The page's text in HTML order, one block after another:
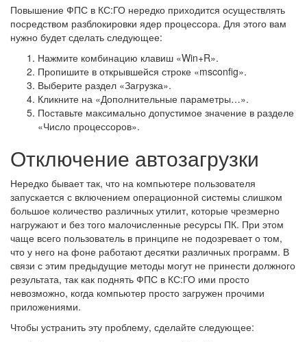
Повышение ФПС в КС:ГО нередко приходится осуществлять
посредством разблокировки ядер процессора. Для этого вам
нужно будет сделать следующее:
Нажмите комбинацию клавиш «Win+R».
Пропишите в открывшейся строке «msconfig».
Выберите раздел «Загрузка».
Кликните на «Дополнительные параметры…».
Поставьте максимально допустимое значение в разделе
«Число процессоров».
Отключение автозагрузки
Нередко бывает так, что на компьютере пользователя
запускается с включением операционной системы слишком
большое количество различных утилит, которые чрезмерно
нагружают и без того малочисленные ресурсы ПК. При этом
чаще всего пользователь в принципе не подозревает о том,
что у него на фоне работают десятки различных программ. В
связи с этим предыдущие методы могут не принести должного
результата, так как поднять ФПС в КС:ГО ими просто
невозможно, когда компьютер просто загружен прочими
приложениями.
Чтобы устранить эту проблему, сделайте следующее: